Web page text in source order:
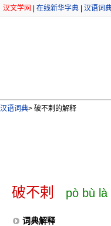
汉文学网 在线新华字典 汉语词
汉语词典> 破不剌的解释
破不剌 pò bù là
词典解释